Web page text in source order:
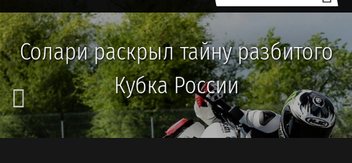
Солари раскрыл тайну разбитого
Кубка России